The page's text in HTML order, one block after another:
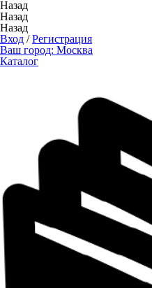
Назад
Назад
Назад
Вход /Регистрация
Ваш город: Москва
Каталог